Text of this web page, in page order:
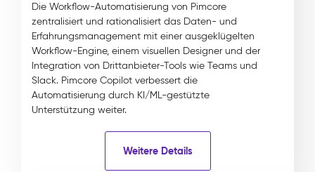
Die Workflow-Automatisierung von Pimcore
zentralisiert und rationalisiert das Daten- und
Erfahrungsmanagement mit einer ausgeklügelten
Workflow-Engine, einem visuellen Designer und der
Integration von Drittanbieter-Tools wie Teams und
Slack. Pimcore Copilot verbessert die
Automatisierung durch KI/ML-gestützte
Unterstützung weiter.
Weitere Details